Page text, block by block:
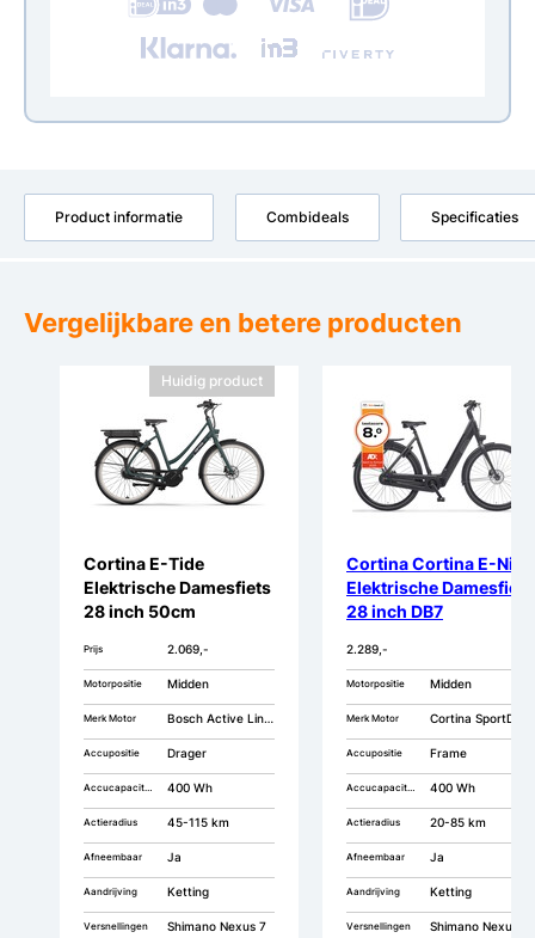
Product informatie Combideals Specificaties
Vergelijkbare en betere producten
Huidig product
Cortina E-Tide
Elektrische Damesfiets
28 inch 50cm
Prijs 2.069,-
Motorpositie Midden
Merk Motor Bosch Active Line Smart
Accupositie Drager
400 Wh
Actieradius 45-115 km
Afneembaar Ja
Aandrijving Ketting
Versnellingen Shimano Nexus 7
Cortina Cortina E-Nite
Elektrische Damesfiets
28 inch DB7
2.289,-
Motorpositie Midden
Merk Motor Cortina
Accupositie Frame
400 Wh
Actieradius 20-85 km
Afneembaar Ja
Aandrijving Ketting
Versnellingen Shimano Nexus 7